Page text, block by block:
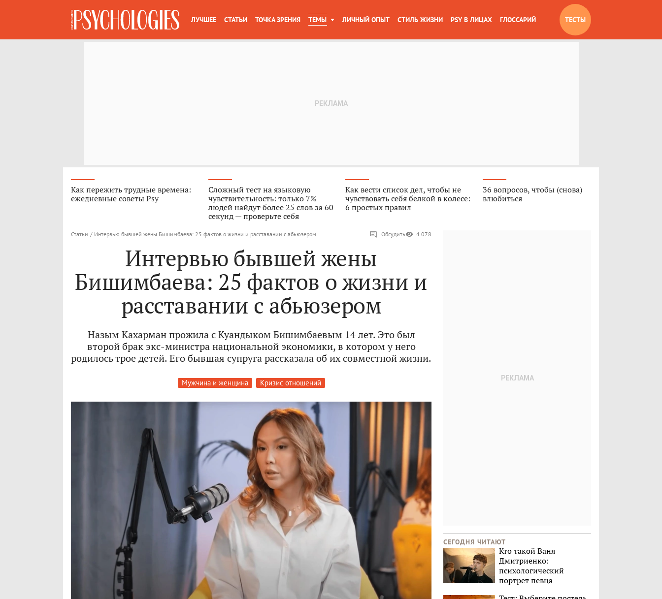
ЛУЧШЕЕ СТАТЬИ ТОЧКА ЗРЕНИЯ ТЕМЫ ЛИЧНЫЙ ОПЫТ СТИЛЬ ЖИЗНИ PSY В ЛИЦАХ ГЛОССАРИЙ ТЕСТЫ
Как пережить трудные времена:
ежедневные советы Psy
Сложный тест на языковую
чувствительность: только 7%
людей найдут более 25 слов за 60
секунд — проверьте себя
Как вести список дел, чтобы не
чувствовать себя белкой в колесе:
6 простых правил
36 вопросов, чтобы (снова)
влюбиться
Статьи / Интервью бывшей жены Бишимбаева: 25 фактов о жизни и расставании с абьюзером Обсудить 4 078
Интервью бывшей жены
Бишимбаева: 25 фактов о жизни и
расставании с абьюзером
Назым Кахарман прожила с Куандыком Бишимбаевым 14 лет. Это был
второй брак экс-министра национальной экономики, в котором у него
родилось трое детей. Его бывшая супруга рассказала об их совместной жизни.
Мужчина и женщина Кризис отношений
СЕГОДНЯ ЧИТАЮТ
Кто такой Ваня
Дмитриенко:
психологический
портрет певца